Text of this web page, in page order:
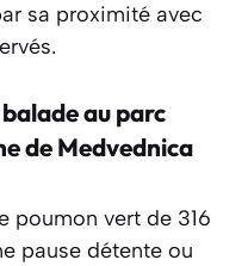
sa proximité avec
au parc
de Medvednica
poumon vert de 316
pause détente ou